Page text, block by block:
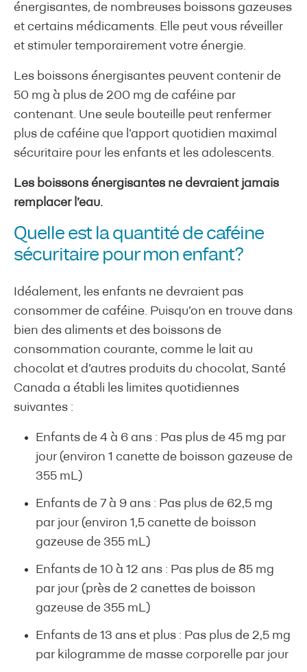
énergisantes, de nombreuses boissons gazeuses
et certains médicaments. Elle peut vous réveiller
et stimuler temporairement votre énergie.
Les boissons énergisantes peuvent contenir de
50 mg à plus de 200 mg de caféine par
contenant. Une seule bouteille peut renfermer
plus de caféine que l’apport quotidien maximal
sécuritaire pour les enfants et les adolescents.
Les boissons énergisantes ne devraient jamais
remplacer l’eau.
Quelle est la quantité de caféine
sécuritaire pour mon enfant?
Idéalement, les enfants ne devraient pas
consommer de caféine. Puisqu’on en trouve dans
bien des aliments et des boissons de
consommation courante, comme le lait au
chocolat et d’autres produits du chocolat, Santé
Canada a établi les limites quotidiennes
suivantes :
Enfants de 4 à 6 ans : Pas plus de 45 mg par
jour (environ 1 canette de boisson gazeuse de
355 mL)
Enfants de 7 à 9 ans : Pas plus de 62,5 mg
par jour (environ 1,5 canette de boisson
gazeuse de 355 mL)
Enfants de 10 à 12 ans : Pas plus de 85 mg
par jour (près de 2 canettes de boisson
gazeuse de 355 mL)
Enfants de 13 ans et plus : Pas plus de 2,5 mg
par kilogramme de masse corporelle par jour